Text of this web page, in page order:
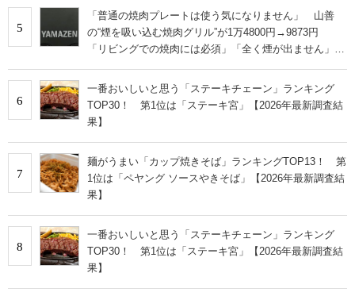
5
「普通の焼肉プレートは使う気になりません」 山善
の“煙を吸い込む焼肉グリル”が1万4800円→9873円
「リビングでの焼肉には必須」「全く煙が出ません」と
6
一番おいしいと思う「ステーキチェーン」ランキング
TOP30！ 第1位は「ステーキ宮」【2026年最新調査結
果】
7
麺がうまい「カップ焼きそば」ランキングTOP13！ 第
1位は「ペヤング ソースやきそば」【2026年最新調査結
果】
8
一番おいしいと思う「ステーキチェーン」ランキング
TOP30！ 第1位は「ステーキ宮」【2026年最新調査結
果】